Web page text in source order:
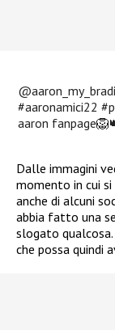
#aaronamici22
aaron
Dalle immagini
momento in cui
anche di alcuni
abbia fatto una
slogato qualcosa.
che possa quindi